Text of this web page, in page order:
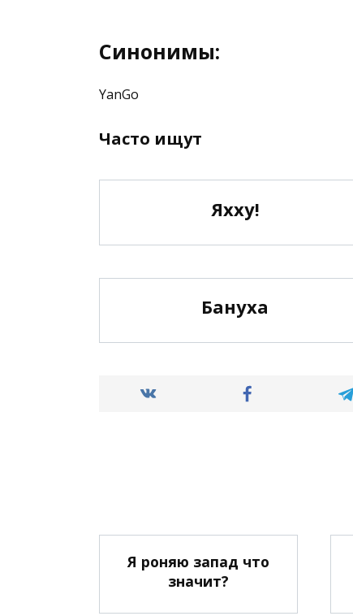
Синонимы:
YanGo
Часто ищут
Яхху!
Бануха
Я роняю запад что
значит?